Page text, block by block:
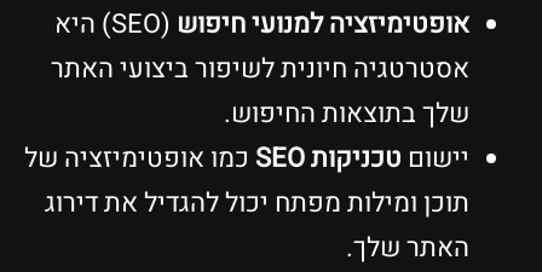
אופטימיזציה למנועי חיפוש
(SEO) היא
אסטרטגיה חיונית לשיפור ביצועי האתר
שלך בתוצאות החיפוש.
יישום טכניקות SEO
כמו אופטימיזציה של
תוכן ומילות מפתח יכול להגדיל את דירוג
האתר שלך.